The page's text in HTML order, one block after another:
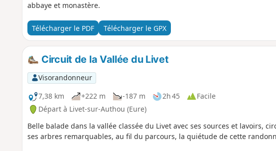
abbaye et monastère.
Télécharger le PDF Télécharger le GPX
Circuit de la Vallée du Livet
Visorandonneur
7,38 km
+222 m -187 m 2h 45
Facile
Départ à Livet-sur-Authou (Eure)
Belle balade dans la vallée classée du Livet avec ses sources et lavoirs,
ses arbres remarquables, au fil du parcours, la quiétude de cette